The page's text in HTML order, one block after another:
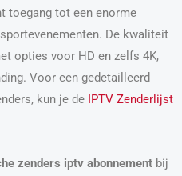
toegang tot een enorme
De kwaliteit
opties voor HD en zelfs 4K,
Voor een gedetailleerd
kun je de IPTV Zenderlijst
zenders iptv abonnement bij